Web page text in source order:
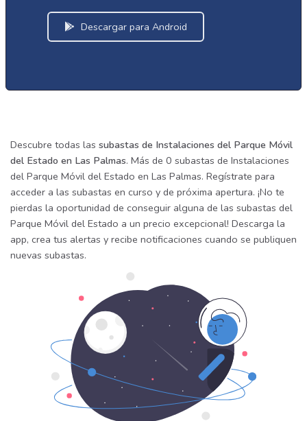
Descargar para Android
Descubre todas las subastas de Instalaciones del Parque Móvil
del Estado en Las Palmas. Más de 0 subastas de Instalaciones
del Parque Móvil del Estado en Las Palmas. Regístrate para
acceder a las subastas en curso y de próxima apertura. ¡No te
pierdas la oportunidad de conseguir alguna de las subastas del
Parque Móvil del Estado a un precio excepcional! Descarga la
app, crea tus alertas y recibe notificaciones cuando se publiquen
nuevas subastas.